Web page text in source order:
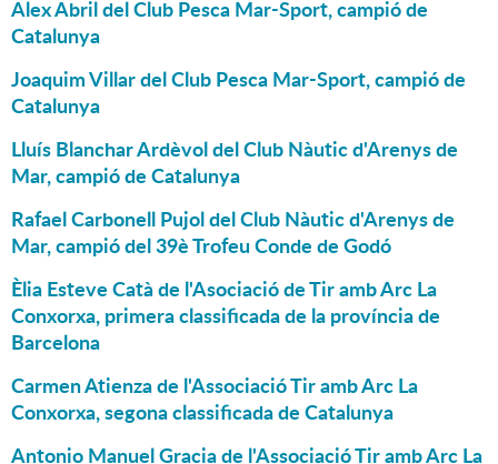
Alex Abril del Club Pesca Mar-Sport, campió de
Catalunya
Joaquim Villar del Club Pesca Mar-Sport, campió de
Catalunya
Lluís Blanchar Ardèvol del Club Nàutic d'Arenys de
Mar, campió de Catalunya
Rafael Carbonell Pujol del Club Nàutic d'Arenys de
Mar, campió del 39è Trofeu Conde de Godó
Èlia Esteve Catà de l'Asociació de Tir amb Arc La
Conxorxa, primera classificada de la província de
Barcelona
Carmen Atienza de l'Associació Tir amb Arc La
Conxorxa, segona classificada de Catalunya
Antonio Manuel Gracia de l'Associació Tir amb Arc La